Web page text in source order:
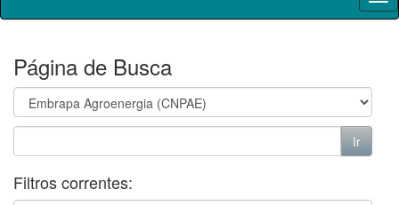
Página de Busca
Filtros correntes: